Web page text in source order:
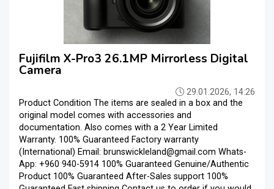
Fujifilm X-Pro3 26.1MP Mirrorless Digital
Camera
29.01.2026, 14:26
Product Condition The items are sealed in a box and the
original model comes with accessories and
documentation. Also comes with a 2 Year Limited
Warranty. 100% Guaranteed Factory warranty
(International) Email: brunswickleland@gmail.com Whats-
App: +960 940-5914 100% Guaranteed Genuine/Authentic
Product 100% Guaranteed After-Sales support 100%